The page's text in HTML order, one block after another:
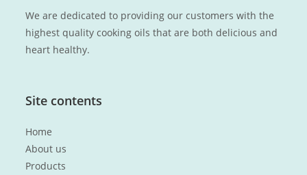
We are dedicated to providing our customers with the
highest quality cooking oils that are both delicious and
heart healthy.
Site contents
Home
About us
Products